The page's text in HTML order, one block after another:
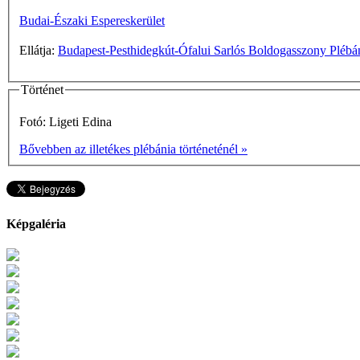
Budai-Északi Espereskerület
Ellátja: Budapest-Pesthidegkút-Ófalui Sarlós Boldogasszony
Történet
Fotó: Ligeti Edina
Bővebben az illetékes plébánia történeténél »
Képgaléria